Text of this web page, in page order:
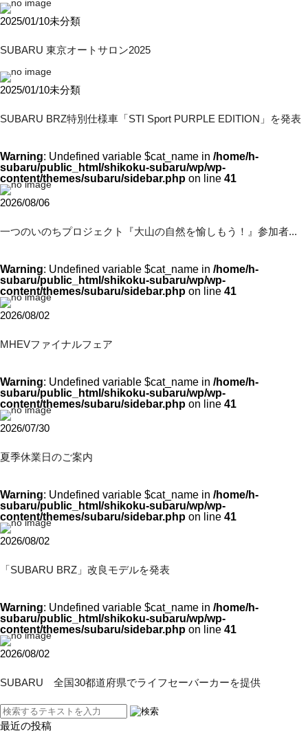
2025/01/10未分類
SUBARU 東京オートサロン2025
2025/01/10未分類
SUBARU BRZ特別仕様車「STI Sport PURPLE EDITION」を発表
Warning: Undefined variable $cat_name in /home/h-
subaru/public_html/shikoku-subaru/wp/wp-
content/themes/subaru/sidebar.php on line 41
2026/08/06
一つのいのちプロジェクト『大山の自然を愉しもう！』参加者...
Warning: Undefined variable $cat_name in /home/h-
subaru/public_html/shikoku-subaru/wp/wp-
content/themes/subaru/sidebar.php on line 41
2026/08/02
MHEVファイナルフェア
Warning: Undefined variable $cat_name in /home/h-
subaru/public_html/shikoku-subaru/wp/wp-
content/themes/subaru/sidebar.php on line 41
2026/07/30
夏季休業日のご案内
Warning: Undefined variable $cat_name in /home/h-
subaru/public_html/shikoku-subaru/wp/wp-
content/themes/subaru/sidebar.php on line 41
2026/08/02
「SUBARU BRZ」改良モデルを発表
Warning: Undefined variable $cat_name in /home/h-
subaru/public_html/shikoku-subaru/wp/wp-
content/themes/subaru/sidebar.php on line 41
2026/08/02
SUBARU 全国30都道府県でライフセーバーカーを提供
最近の投稿